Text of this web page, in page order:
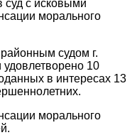
суд с исковыми
морального
судом г.
10
в интересах 13
морального